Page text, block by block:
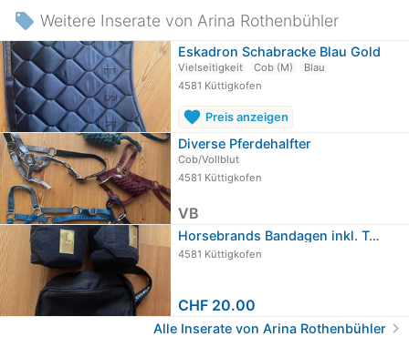
local_offer Weitere Inserate von Arina Rothenbühler
Eskadron Schabracke Blau Gold
Vielseitigkeit Cob (M)
Blau
4581 Küttigkofen
favorite Preis anzeigen
Diverse Pferdehalfter
Cob/Vollblut
4581 Küttigkofen
VB
Horsebrands Bandagen inkl. Tasche zu…
4581 Küttigkofen
CHF 20.00
Alle Inserate von Arina Rothenbühler chevron_right